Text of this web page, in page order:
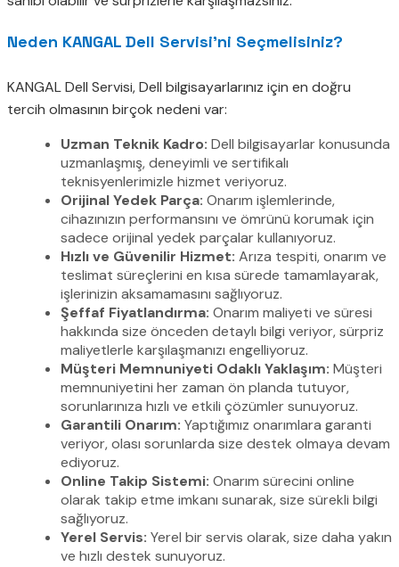
Neden KANGAL Dell Servisi’ni Seçmelisiniz?
KANGAL Dell Servisi, Dell bilgisayarlarınız için en doğru
tercih olmasının birçok nedeni var:
Uzman Teknik Kadro: Dell bilgisayarlar konusunda
uzmanlaşmış, deneyimli ve sertifikalı
teknisyenlerimizle hizmet veriyoruz.
Orijinal Yedek Parça: Onarım işlemlerinde,
cihazınızın performansını ve ömrünü korumak için
sadece orijinal yedek parçalar kullanıyoruz.
Hızlı ve Güvenilir Hizmet: Arıza tespiti, onarım ve
teslimat süreçlerini en kısa sürede tamamlayarak,
işlerinizin aksamamasını sağlıyoruz.
Şeffaf Fiyatlandırma: Onarım maliyeti ve süresi
hakkında size önceden detaylı bilgi veriyor, sürpriz
maliyetlerle karşılaşmanızı engelliyoruz.
Müşteri Memnuniyeti Odaklı Yaklaşım: Müşteri
memnuniyetini her zaman ön planda tutuyor,
sorunlarınıza hızlı ve etkili çözümler sunuyoruz.
Garantili Onarım: Yaptığımız onarımlara garanti
veriyor, olası sorunlarda size destek olmaya devam
ediyoruz.
Online Takip Sistemi: Onarım sürecini online
olarak takip etme imkanı sunarak, size sürekli bilgi
sağlıyoruz.
Yerel Servis: Yerel bir servis olarak, size daha yakın
ve hızlı destek sunuyoruz.